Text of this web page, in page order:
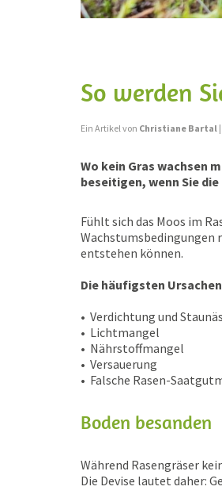
So werden
Ein Artikel von Christiane Bartal
Wo kein Gras wachsen
beseitigen, wenn Sie
Fühlt sich das Moos im
Wachstumsbedingungen
entstehen können.
Die häufigsten
• Verdichtung und
• Lichtmangel
• Nährstoffmangel
• Versauerung
• Falsche Rasen-
Boden besanden
Während Rasengräser
Die Devise lautet daher: